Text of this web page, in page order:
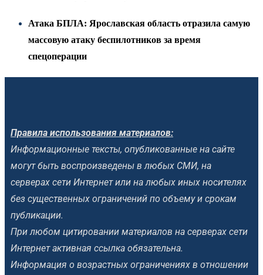
Атака БПЛА: Ярославская область отразила самую
массовую атаку беспилотников за время
спецоперации
Правила использования материалов:
Информационные тексты, опубликованные на сайте
могут быть воспроизведены в любых СМИ, на
серверах сети Интернет или на любых иных носителях
без существенных ограничений по объему и срокам
публикации.
При любом цитировании материалов на серверах сети
Интернет активная ссылка обязательна.
Информация о возрастных ограничениях в отношении